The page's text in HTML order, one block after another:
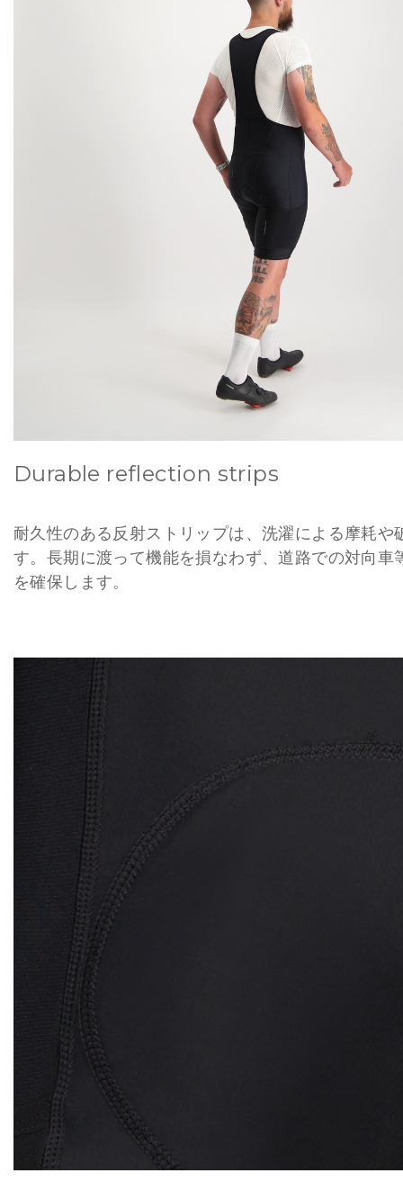
Durable reflection strips
耐久性のある反射ストリップは、洗濯による摩耗や
す。長期に渡って機能を損なわず、道路での対向車
を確保します。